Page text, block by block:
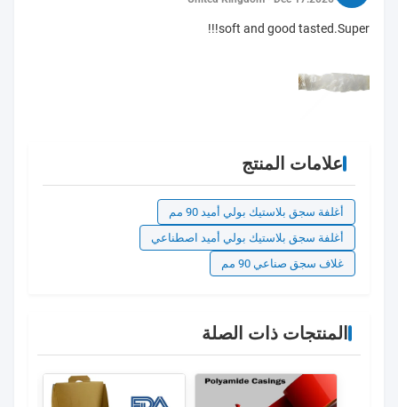
soft and good tasted.Super!!!
علامات المنتج
أغلفة سجق بلاستيك بولي أميد 90 مم
أغلفة سجق بلاستيك بولي أميد اصطناعي
غلاف سجق صناعي 90 مم
المنتجات ذات الصلة